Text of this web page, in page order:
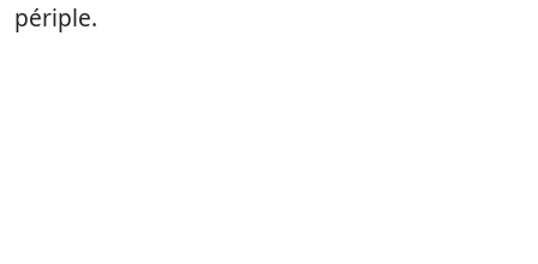
périple.